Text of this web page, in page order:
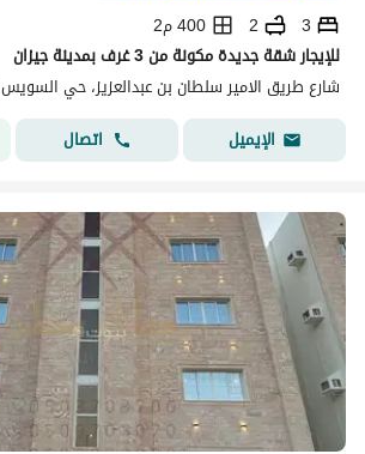
3
2
400 م2
للإيجار شقة جديدة مكونة من 3 غرف بمدينة جيزان
شارع طريق الامير سلطان بن عبدالعزيز، حي السويس 2، جازان
الإيميل
اتصال